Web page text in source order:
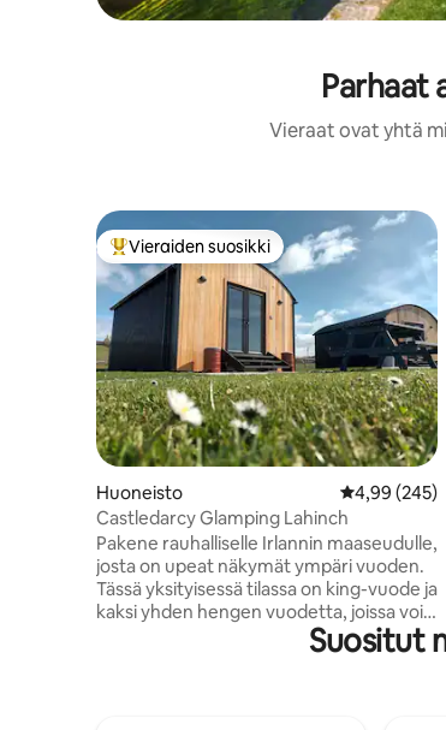
Parhaat
Vieraat ovat yhtä
Vieraiden suosikkien parhaimmistoa
Vieraiden suosikki
Huoneisto
4,99 (245)
Castledarcy Glamping Lahinch
Pakene rauhalliselle Irlannin maaseudulle,
josta on upeat näkymät ympäri vuoden.
Tässä yksityisessä tilassa on king-vuode ja
kaksi yhden hengen vuodetta, joissa voi
nukkua 2 aikuista ja 2 lasta. Jokaisessa
kapselissa on oma kylpyhuone jaSuositut